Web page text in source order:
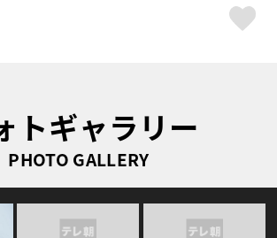
トギャラリー
PHOTO GALLERY